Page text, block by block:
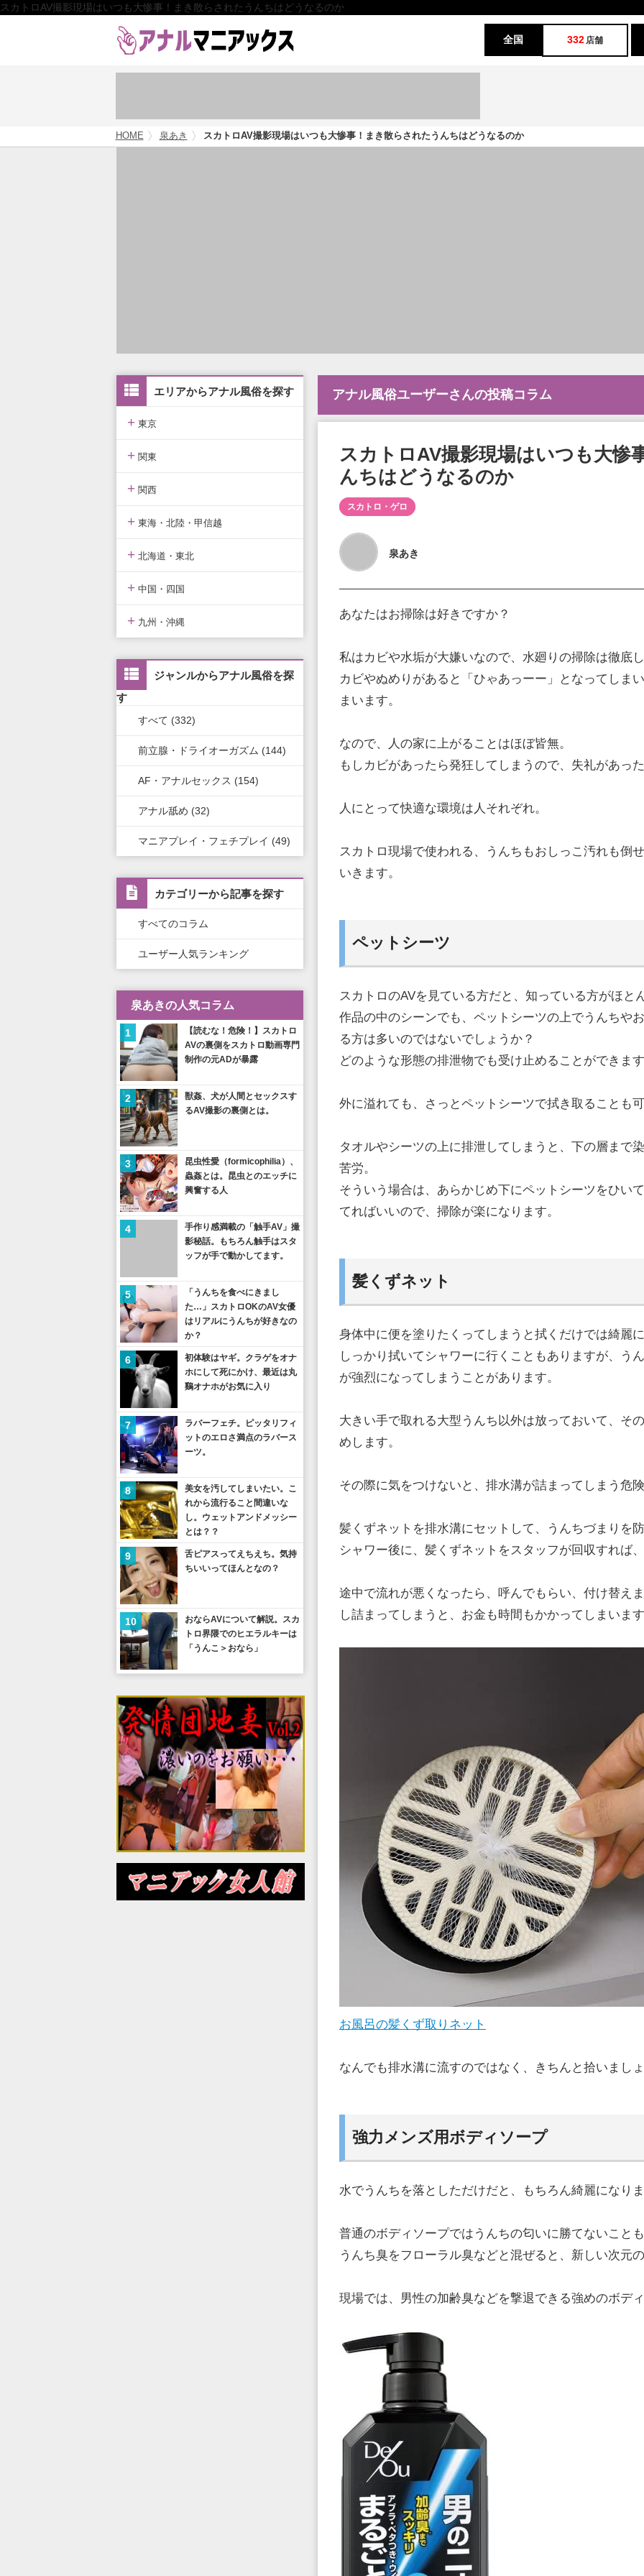
スカトロAV撮影現場はいつも大惨事！まき散らされたうんちはどうなるのか
全国 332 店舗
HOME 泉あき スカトロAV撮影現場はいつも大惨事！まき散らされたうんちはどうなるのか
エリアからアナル風俗を探す
+ 東京
東京版TOP
東京全域
渋谷・恵比寿・目黒
新宿・歌舞伎町・新大久保・高
五反田・品川・高輪・蒲田
新橋・汐留・銀座・六本木・赤
上野・鶯谷・神田・秋葉原
錦糸町・葛西・葛飾
立川・八王子・町田
+ 関東
関東版TOP
関東全域
埼玉県
神奈川県
千葉県
群馬県
+ 関西
関西版TOP
関西全域
大阪府
京都府
奈良県
和歌山県
+ 東海・北陸・甲信越
東海・北陸・甲信越版TOP
東海・北陸・甲信越全域
愛知県
岐阜県
三重県
山梨県
長野県
福井県
+ 北海道・東北
北海道・東北版TOP
北海道・東北全域
青森県
秋田県
山形県
岩手県
+ 中国・四国
中国・四国版TOP
岡山県
鳥取県
島根県
山口県
愛媛県
高知県
+ 九州・沖縄
福岡県
熊本県
佐賀県
長崎県
鹿児島県
沖縄県
ジャンルからアナル風俗を探
す
すべて (332)
前立腺・ドライオーガズム (144)
AF・アナルセックス (154)
アナル舐め (32)
マニアプレイ・フェチプレイ (49)
カテゴリーから記事を探す
すべてのコラム
ユーザー人気ランキング
泉あきの人気コラム
1
【読むな！危険！】スカトロ
AVの裏側をスカトロ動画専門
制作の元ADが暴露
2
獣姦、犬が人間とセックスす
るAV撮影の裏側とは。
3
昆虫性愛（formicophilia）、
蟲姦とは。昆虫とのエッチに
興奮する人
4
手作り感満載の「触手AV」撮
影秘話。もちろん触手はスタ
ッフが手で動かしてます。
5
「うんちを食べにきまし
た…」スカトロOKのAV女優
はリアルにうんちが好きなの
か？
6
初体験はヤギ。クラゲをオナ
ホにして死にかけ、最近は丸
鷄オナホがお気に入り
7
ラバーフェチ。ピッタリフィ
ットのエロさ満点のラバース
ーツ。
8
美女を汚してしまいたい。こ
れから流行ること間違いな
し。ウェットアンドメッシー
とは？？
9
舌ピアスってえちえち。気持
ちいいってほんとなの？
10
おならAVについて解説。スカ
トロ界隈でのヒエラルキーは
「うんこ＞おなら」
アナル風俗ユーザーさんの投稿コラム
スカトロAV撮影現場はいつも大惨
んちはどうなるのか
スカトロ・ゲロ
泉あき
あなたはお掃除は好きですか？
私はカビや水垢が大嫌いなので、水廻りの掃除は徹底
カビやぬめりがあると「ひゃあっーー」となってしま
まいます。
なので、人の家に上がることはほぼ皆無。
もしカビがあったら発狂してしまうので、失礼があっ
人にとって快適な環境は人それぞれ。
スカトロ現場で使われる、うんちもおしっこ汚れも倒
いきます。
ペットシーツ
スカトロのAVを見ている方だと、知っている方がほと
作品の中のシーンでも、ペットシーツの上でうんちや
る方は多いのではないでしょうか？
どのような形態の排泄物でも受け止めることができま
外に溢れても、さっとペットシーツで拭き取ることも
タオルやシーツの上に排泄してしまうと、下の層まで
苦労。
そういう場合は、あらかじめ下にペットシーツをひい
てればいいので、掃除が楽になります。
髪くずネット
身体中に便を塗りたくってしまうと拭くだけでは綺麗
しっかり拭いてシャワーに行くこともありますが、う
が強烈になってしまうことがあります。
大きい手で取れる大型うんち以外は放っておいて、そ
めします。
その際に気をつけないと、排水溝が詰まってしまう危
髪くずネットを排水溝にセットして、うんちづまりを
シャワー後に、髪くずネットをスタッフが回収すれば
途中で流れが悪くなったら、呼んでもらい、付け替え
し詰まってしまうと、お金も時間もかかってしまいま
お風呂の髪くず取りネット
なんでも排水溝に流すのではなく、きちんと拾いまし
強力メンズ用ボディソープ
水でうんちを落としただけだと、もちろん綺麗になり
普通のボディソープではうんちの匂いに勝てないこと
うんち臭をフローラル臭などと混ぜると、新しい次元
現場では、男性の加齢臭などを撃退できる強めのボデ